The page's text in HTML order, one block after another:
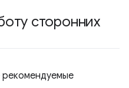
сторонних